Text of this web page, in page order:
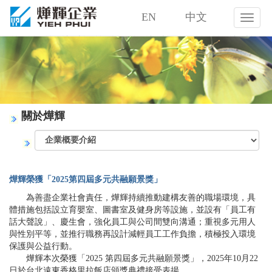
燁
輝
企
業
股
份
有
限
司
EN 中文
關於燁輝
燁輝榮獲「2025第四屆多元共融願景獎」
為善盡企業社會責任，燁輝持續推動建構友善的職場環境，具
體措施包括設立育嬰室、圖書室及健身房等設施，並設有「員工有
話大聲說」、慶生會，強化員工與公司間雙向溝通；重視多元用人
與性別平等，並推行職務再設計減輕員工工作負擔，積極投入環境
保護與公益行動。
燁輝本次榮獲「2025 第四屆多元共融願景獎」，2025年10月22